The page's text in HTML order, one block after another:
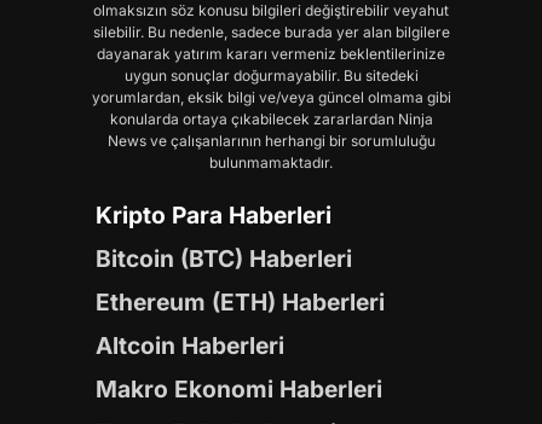
olmaksızın söz konusu bilgileri değiştirebilir veyahut
silebilir. Bu nedenle, sadece burada yer alan bilgilere
dayanarak yatırım kararı vermeniz beklentilerinize
uygun sonuçlar doğurmayabilir. Bu sitedeki
yorumlardan, eksik bilgi ve/veya güncel olmama gibi
konularda ortaya çıkabilecek zararlardan Ninja
News ve çalışanlarının herhangi bir sorumluluğu
bulunmamaktadır.
Kripto Para Haberleri
Bitcoin (BTC) Haberleri
Ethereum (ETH) Haberleri
Altcoin Haberleri
Makro Ekonomi Haberleri